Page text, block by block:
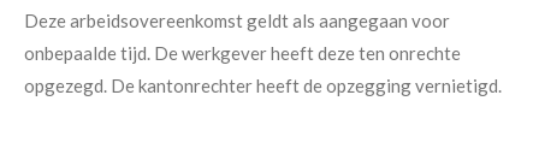
Deze arbeidsovereenkomst geldt als aangegaan voor
onbepaalde tijd. De werkgever heeft deze ten onrechte
opgezegd. De kantonrechter heeft de opzegging vernietigd.